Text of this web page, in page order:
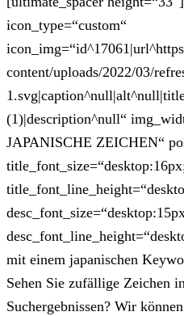
icon_type=“custom“
content/uploads/2022/03/
(1)|description^null“
JAPANISCHE ZEICHEN“
mit einem japanischen
Sehen Sie zufällige Zeichen
Suchergebnissen? Wir